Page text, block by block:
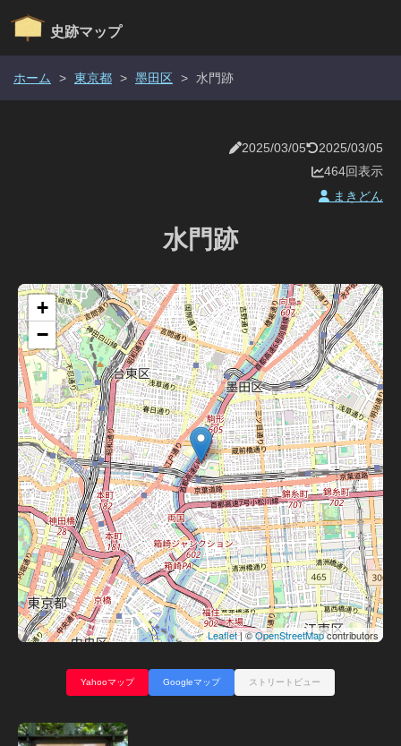
史跡マップ
ホーム > 東京都 > 墨田区 > 水門跡
2025/03/05
2025/03/05
464回表示
まきどん
水門跡
+
−
Leaflet| ©OpenStreetMapcontributors
Yahooマップ Googleマップ ストリートビュー